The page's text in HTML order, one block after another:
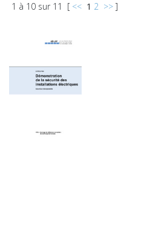
1 à 10 sur 11 [ << 1 2 >>]